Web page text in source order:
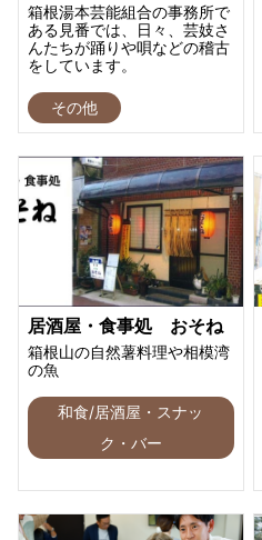
箱根湯本芸能組合の事務所で
ある見番では、日々、芸妓さ
んたちが踊りや唄などの稽古
をしています。
その他
居酒屋・食事処 おそね
箱根山の自然薯料理や相模湾
の魚
和食/居酒屋・スナッ
ク・バー